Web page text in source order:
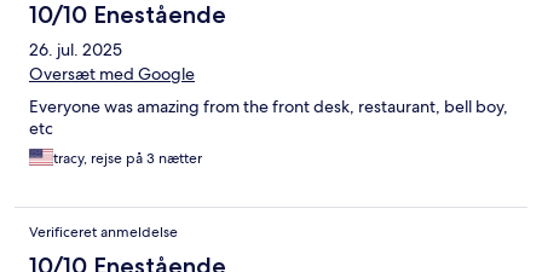
10/10 Enestående
26. jul. 2025
Oversæt med Google
Everyone was amazing from the front desk, restaurant, bell boy,
etc
tracy, rejse på 3 nætter
Verificeret anmeldelse
10/10 Enestående